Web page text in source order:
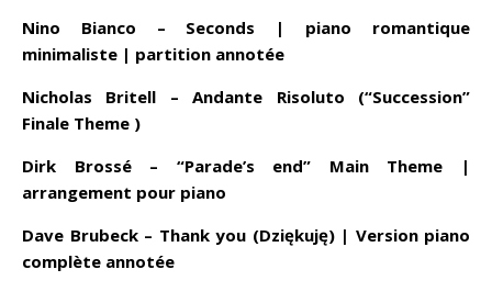
Nino Bianco – Seconds | piano romantique
minimaliste | partition annotée
Nicholas Britell – Andante Risoluto (“Succession”
Finale Theme )
Dirk Brossé – “Parade’s end” Main Theme |
arrangement pour piano
Dave Brubeck – Thank you (Dziękuję) | Version piano
complète annotée